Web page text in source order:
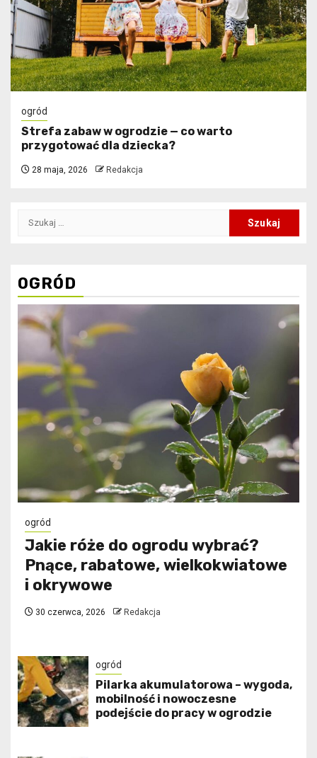
ogród
Strefa zabaw w ogrodzie — co warto
przygotować dla dziecka?
28 maja, 2026 Redakcja
Szukaj:
OGRÓD
ogród
Jakie róże do ogrodu wybrać?
Pnące, rabatowe, wielkokwiatowe
i okrywowe
30 czerwca, 2026 Redakcja
ogród
Pilarka akumulatorowa – wygoda,
mobilność i nowoczesne
podejście do pracy w ogrodzie